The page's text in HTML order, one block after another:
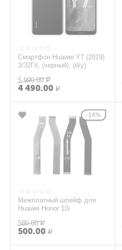
Смартфон Huawei Y7 (2019)
3/32Гб, (черный), (б/у)
5 990.00 Р
4 490.00 Р
14%
Межплатный шлейф для
Huawei Honor 10i
580.00 Р
500.00 Р